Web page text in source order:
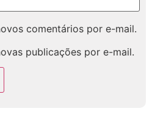
comentários por e-mail.
publicações por e-mail.